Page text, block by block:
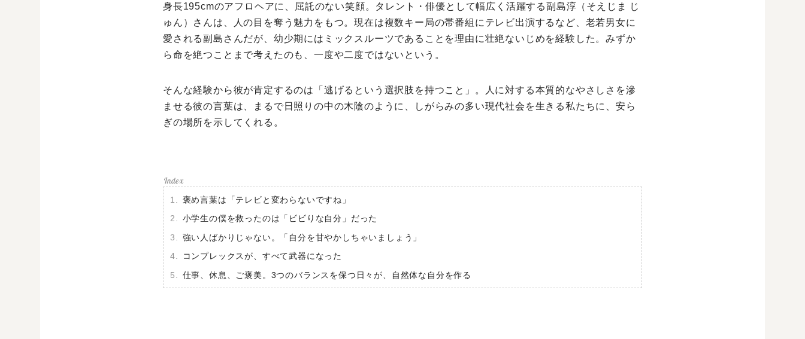
運営会社
利用規約
プライバシーポリシー
身長195cmのアフロヘアに、屈託のない笑顔。タレント・俳優として幅広く活躍する副島淳（そえじま じ
ゅん）さんは、人の目を奪う魅力をもつ。現在は複数キー局の帯番組にテレビ出演するなど、老若男女に
愛される副島さんだが、幼少期にはミックスルーツであることを理由に壮絶ないじめを経験した。みずか
ら命を絶つことまで考えたのも、一度や二度ではないという。
そんな経験から彼が肯定するのは「逃げるという選択肢を持つこと」。人に対する本質的なやさしさを滲
ませる彼の言葉は、まるで日照りの中の木陰のように、しがらみの多い現代社会を生きる私たちに、安ら
ぎの場所を示してくれる。
褒め言葉は「テレビと変わらないですね」
小学生の僕を救ったのは「ビビりな自分」だった
強い人ばかりじゃない。「自分を甘やかしちゃいましょう」
コンプレックスが、すべて武器になった
仕事、休息、ご褒美。3つのバランスを保つ日々が、自然体な自分を作る